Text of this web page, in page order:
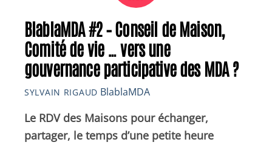
BlablaMDA #2 – Conseil de Maison,
Comité de vie … vers une
gouvernance participative des MDA ?
SYLVAIN RIGAUD BlablaMDA
Le RDV des Maisons pour échanger,
partager, le temps d’une petite heure